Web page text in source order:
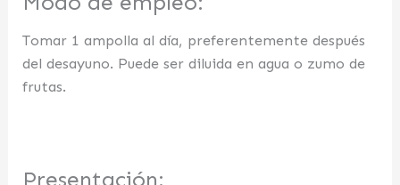
Tomar 1 ampolla al día, preferentemente después
del desayuno. Puede ser diluida en agua o zumo de
frutas.
Presentación: